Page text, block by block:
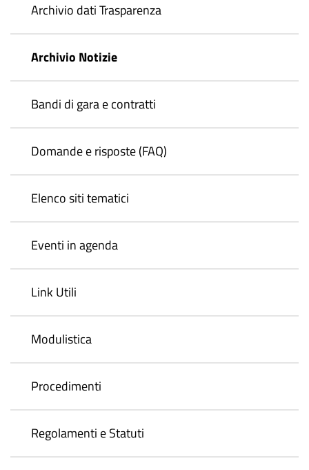
Archivio dati Trasparenza
Archivio Notizie
Bandi di gara e contratti
Domande e risposte (FAQ)
Elenco siti tematici
Eventi in agenda
Link Utili
Modulistica
Procedimenti
Regolamenti e Statuti